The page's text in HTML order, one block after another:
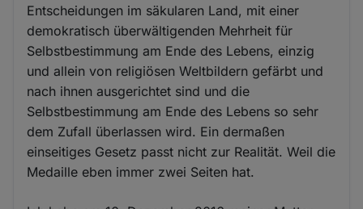
Entscheidungen im säkularen Land, mit einer
demokratisch überwältigenden Mehrheit für
Selbstbestimmung am Ende des Lebens, einzig
und allein von religiösen Weltbildern gefärbt und
nach ihnen ausgerichtet sind und die
Selbstbestimmung am Ende des Lebens so sehr
dem Zufall überlassen wird. Ein dermaßen
einseitiges Gesetz passt nicht zur Realität. Weil die
Medaille eben immer zwei Seiten hat.